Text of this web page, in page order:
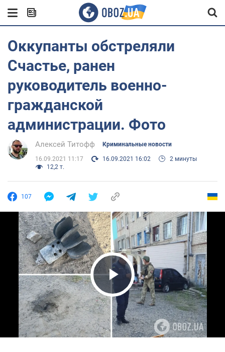
Оккупанты обстреляли
Счастье, ранен
руководитель военно-
гражданской
администрации. Фото
Алексей Титофф Криминальные новости
16.09.2021 11:17 16.09.2021 16:02
2 минуты
12,2 т.
107
Play Video